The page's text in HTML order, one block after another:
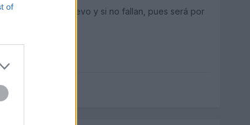
of
de nuevo y si no fallan, pues será por